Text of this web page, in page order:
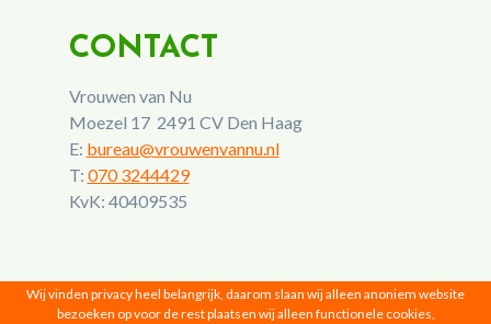
CONTACT
Vrouwen van Nu
Moezel 17 2491 CV Den Haag
E: bureau@vrouwenvannu.nl
T: 070 3244429
KvK: 40409535
Wij vinden privacy heel belangrijk, daarom slaan wij alleen anoniem website
bezoeken op voor de rest plaatsen wij alleen functionele cookies,